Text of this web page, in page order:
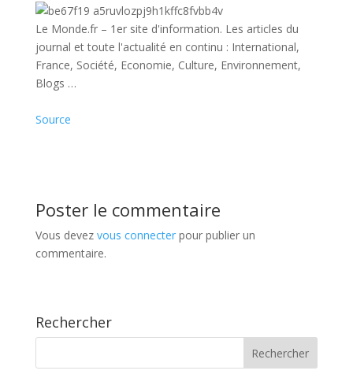
Le Monde.fr – 1er site d'information. Les articles du
journal et toute l'actualité en continu : International,
France, Société, Economie, Culture, Environnement,
Blogs …
Source
Poster le commentaire
Vous devez vous connecterpour publier un
commentaire.
Rechercher